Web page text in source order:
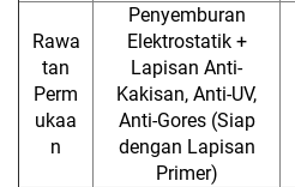
Rawa
tan
Perm
ukaa
n
Penyemburan
Elektrostatik +
Lapisan Anti-
Kakisan, Anti-UV,
Anti-Gores (Siap
dengan Lapisan
Primer)